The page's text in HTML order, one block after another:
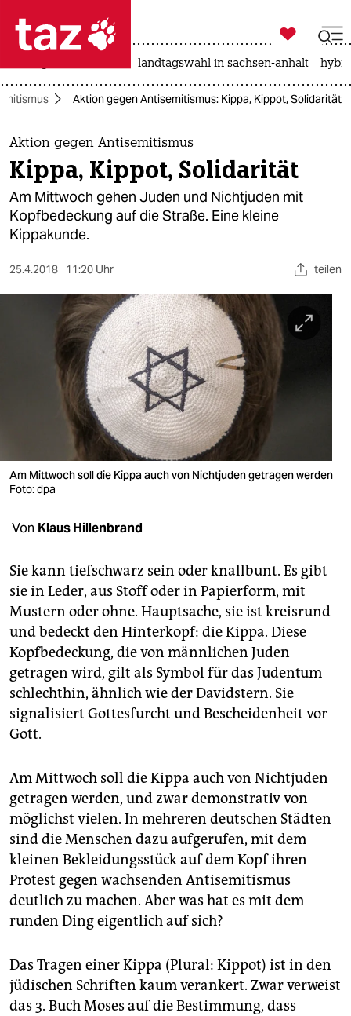
 taz zahl ich
taz zahl ich
themen
politik
öko
gesellschaft
wahrheit
verlag
verlag
veranstaltungen
fragen & hilfe
unterstützen
abo
genossenschaft
epaper login

taz zahl ich
landtagswahl in sachsen-anhalt
Aktion gegen Antisemitismus: Kippa, Kippot, Solidarität
Aktion gegen Antisemitismus
Kippa, Kippot, Solidarität
Am Mittwoch gehen Juden und Nichtjuden mit
Kopfbedeckung auf die Straße. Eine kleine
Kippakunde.
25.4.2018 11:20 Uhr teilen
Am Mittwoch soll die Kippa auch von Nichtjuden getragen werden
Foto: dpa
Von Klaus Hillenbrand
Sie kann tiefschwarz sein oder knallbunt. Es gibt
sie in Leder, aus Stoff oder in Papierform, mit
Mustern oder ohne. Hauptsache, sie ist kreisrund
und bedeckt den Hinterkopf: die Kippa. Diese
Kopfbedeckung, die von männlichen Juden
getragen wird, gilt als Symbol für das Judentum
schlechthin, ähnlich wie der Davidstern. Sie
signalisiert Gottesfurcht und Bescheidenheit vor
Gott.
Am Mittwoch soll die Kippa auch von Nichtjuden
getragen werden, und zwar demonstrativ von
möglichst vielen. In mehreren deutschen Städten
sind die Menschen dazu aufgerufen, mit dem
kleinen Bekleidungsstück auf dem Kopf ihren
Protest gegen wachsenden Antisemitismus
deutlich zu machen. Aber was hat es mit dem
runden Ding eigentlich auf sich?
Das Tragen einer Kippa (Plural: Kippot) ist in den
jüdischen Schriften kaum verankert. Zwar verweist
das 3. Buch Moses auf die Bestimmung, dass